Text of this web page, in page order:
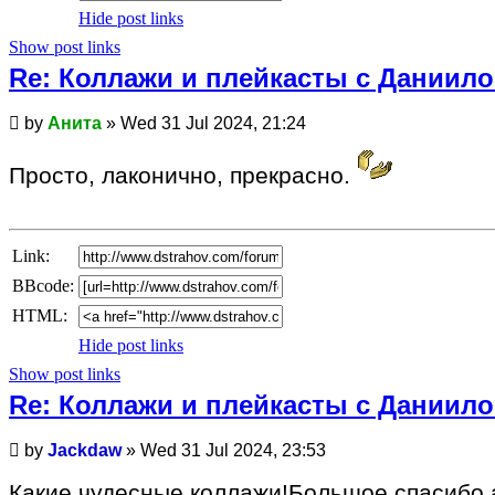
Hide post links
Show post links
Re: Коллажи и плейкасты с
Unread
by Анита » Wed 31 Jul 2024, 21:24
Просто, лаконично, прекрасно.
Link:
BBcode:
HTML:
Hide post links
Show post links
Re: Коллажи и плейкасты с
Unread
by Jackdaw» Wed 31 Jul 2024, 23:53